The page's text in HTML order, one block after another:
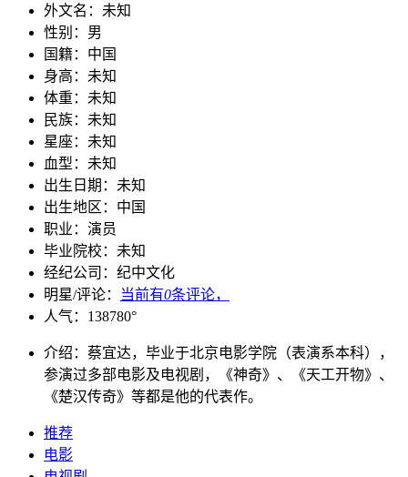
外文名： 未知
性别： 男
国籍： 中国
身高： 未知
体重： 未知
民族： 未知
星座： 未知
血型： 未知
出生日期： 未知
出生地区： 中国
职业： 演员
毕业院校： 未知
经纪公司： 纪中文化
明星/评论：
当前有0条评论，
人气： 138780°
介绍： 蔡宜达，毕业于北京电影学院（表演系本科），
参演过多部电影及电视剧，《神奇》、《天工开物》、
《楚汉传奇》等都是他的代表作。
推荐
电影